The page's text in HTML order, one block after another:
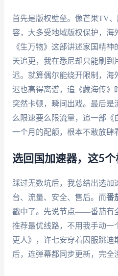
首先是版权壁垒。像芒果TV
容，大多受地域版权保护，海
《生万物》这部讲述家国精
天追更，我在悉尼却只能刷到
迟。就算偶尔能绕开限制，海
迟也高得离谱，追《藏海传》
突然卡顿，瞬间出戏。最后是
么限速要么限流量，追一部《
一个月的配额，根本不敢放肆
选回国加速器，这5
踩过无数坑后，我总结出选加
台、流量、安全、售后。而番
戳中了。先说节点——番茄有
推荐最优线路，不用我手动一
更人》，许七安穿着囚服跳迪
后，连弹幕都同步更新，完全